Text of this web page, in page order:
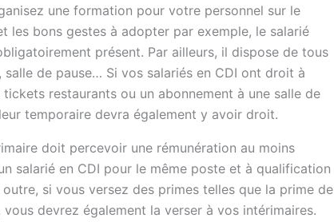
une formation pour votre personnel sur le
les bons gestes à adopter par exemple, le salarié
présent. Par ailleurs, il dispose de tous
de pause… Si vos salariés en CDI ont droit à
restaurants ou un abonnement à une salle de
temporaire devra également y avoir droit.
doit percevoir une rémunération au moins
salarié en CDI pour le même poste et à qualification
outre, si vous versez des primes telles que la prime de
devrez également la verser à vos intérimaires.